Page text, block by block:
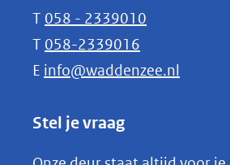
andere
website)
T 058 - 2339010
T 058-2339016
E info@waddenzee.nl
Stel je vraag